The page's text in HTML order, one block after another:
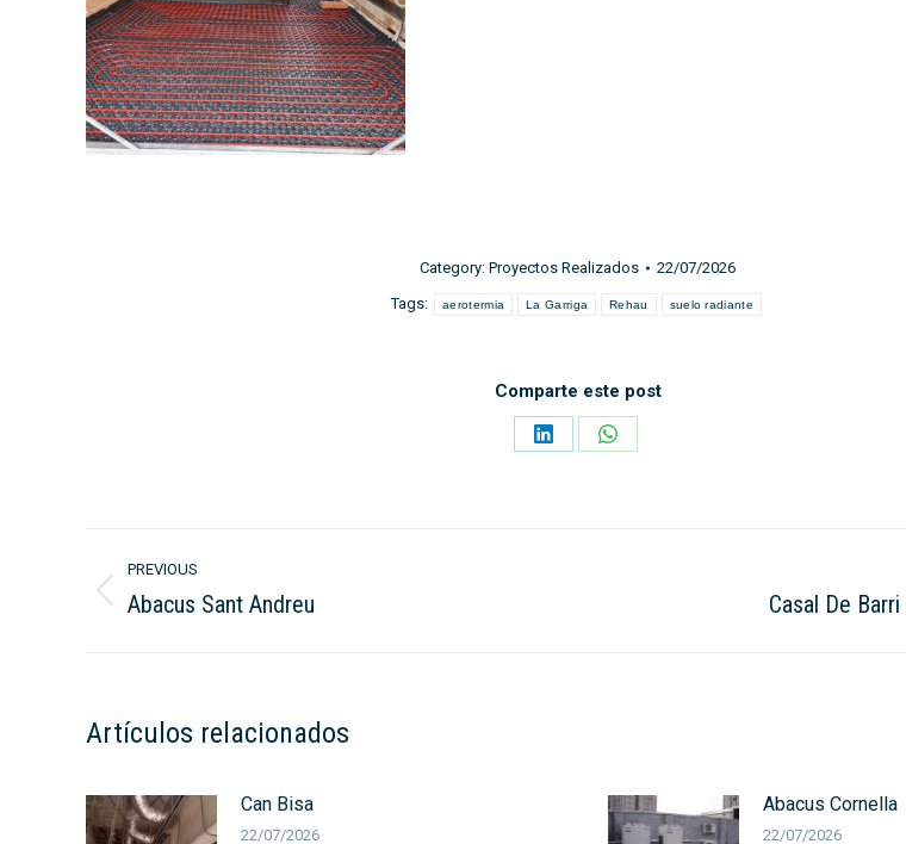
Category: Proyectos Realizados 22/07/2026
Tags: aerotermia La Garriga Rehau suelo radiante
Comparte este post
Share
Share
navigation
PREVIOUS
Previous
Abacus Sant Andreu Casal De
Artículos relacionados
Can Bisa
22/07/2026
Abacus Cornella
22/07/2026